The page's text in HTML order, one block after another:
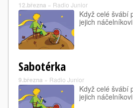
12.března » Radio Junior
Když celé švábí
jejich
Sabotérka
9.března » Radio Junior
Když celé švábí
jejich